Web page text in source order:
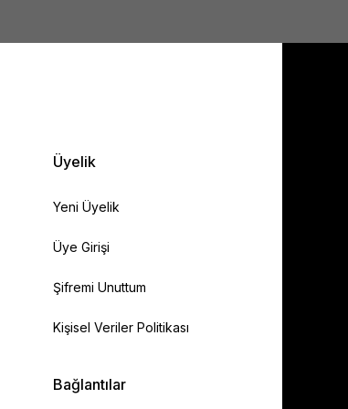
Üyelik
Yeni Üyelik
Üye Girişi
Şifremi Unuttum
Kişisel Veriler Politikası
Bağlantılar